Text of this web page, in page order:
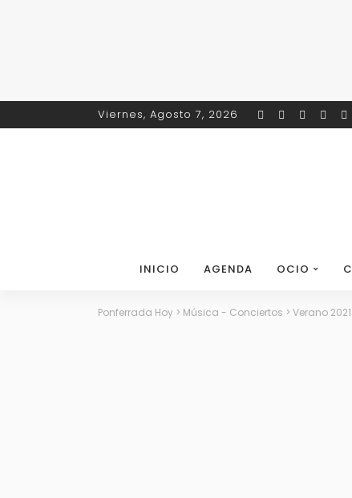
Viernes, Agosto 7, 2026
INICIO AGENDA OCIO
Ponferrada Hoy > Música - Conciertos > Verano